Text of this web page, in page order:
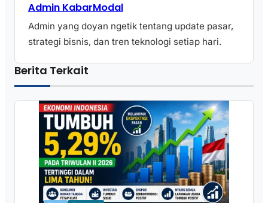
Admin KabarModal
Admin yang doyan ngetik tentang update pasar,
strategi bisnis, dan tren teknologi setiap hari.
Berita Terkait